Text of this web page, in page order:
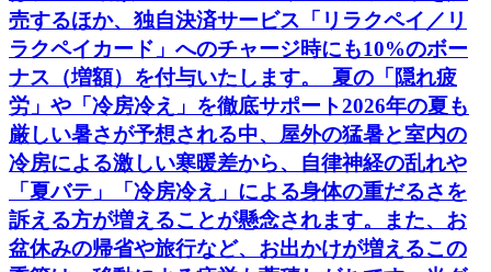
売するほか、独自決済サービス「リラクペイ／リ
ラクペイカード」へのチャージ時にも10%のボー
ナス（増額）を付与いたします。 夏の「隠れ疲
労」や「冷房冷え」を徹底サポート2026年の夏も
厳しい暑さが予想される中、屋外の猛暑と室内の
冷房による激しい寒暖差から、自律神経の乱れや
「夏バテ」「冷房冷え」による身体の重だるさを
訴える方が増えることが懸念されます。また、お
盆休みの帰省や旅行など、お出かけが増えるこの